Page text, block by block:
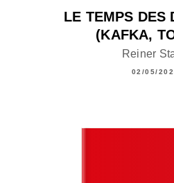
LE TEMPS DES
(KAFKA,
Reiner
02/05/